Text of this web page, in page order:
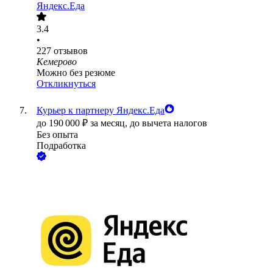
Яндекс.Еда
3.4
•
227 отзывов
Кемерово
Можно без резюме
Откликнуться
Курьер к партнеру Яндекс.Еда
до 190 000 ₽ за месяц, до вычета налогов
Без опыта
Подработка